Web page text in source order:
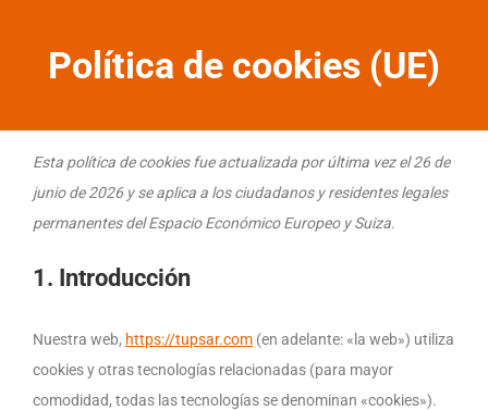
Política de cookies (UE)
Esta política de cookies fue actualizada por última vez el 26 de
junio de 2026 y se aplica a los ciudadanos y residentes legales
permanentes del Espacio Económico Europeo y Suiza.
1. Introducción
Nuestra web, https://tupsar.com (en adelante: «la web») utiliza
cookies y otras tecnologías relacionadas (para mayor
comodidad, todas las tecnologías se denominan «cookies»).